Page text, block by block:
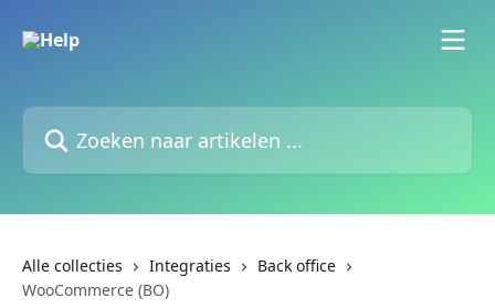
Zoeken naar artikelen ...
Alle collecties Integraties
Back office
WooCommerce (BO)